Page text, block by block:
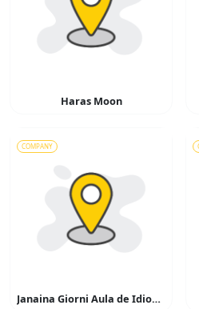
Haras Moon
COMPANY
Janaina Giorni Aula de Idiomas